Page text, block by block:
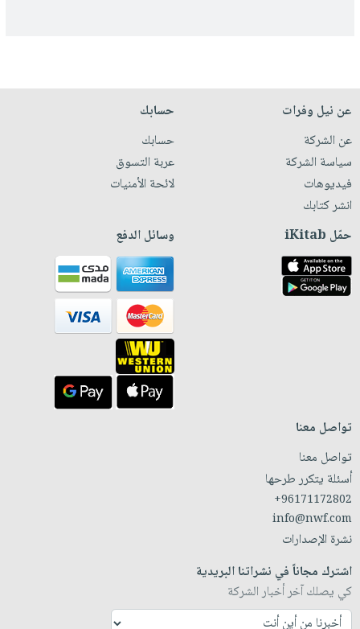
عن نيل وفرات
عن الشركة
سياسة الشركة
فيديوهات
انشر كتابك
حسابك
حسابك
عربة التسوق
لائحة الأمنيات
حمّل iKitab وسائل الدفع
تواصل معنا
تواصل معنا
أسئلة يتكرر طرحها
+96171172802
info@nwf.com
نشرة الإصدارات
اشترك مجاناً في نشراتنا البريدية
كي يصلك آخر أخبار الشركة